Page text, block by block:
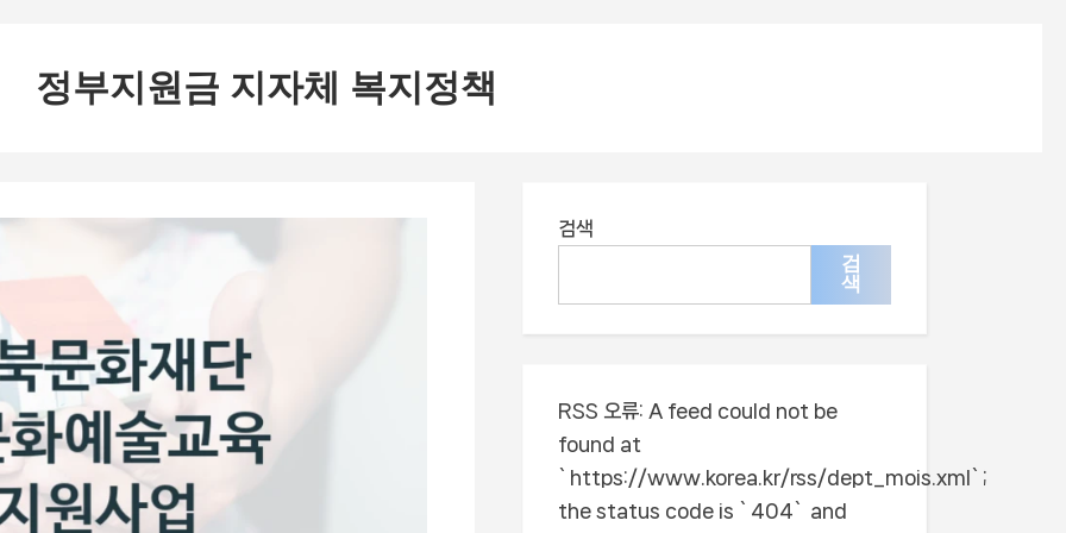
정부지원금 지자체 복지정책
검색
검
색
RSS 오류: A feed could not be
found at
`https://www.korea.kr/rss/dept_mois.xml`;
the status code is `404` and